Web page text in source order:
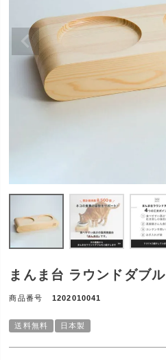
まんま台 ラウンドダブル
商品番号 1202010041
送料無料 日本製